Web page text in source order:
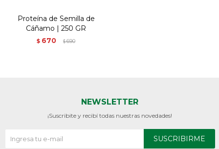
Proteína de Semilla de
Cáñamo | 250 GR
$ 670 $690
NEWSLETTER
¡Suscribite y recibí todas nuestras novedades!
SUSCRIBIRME